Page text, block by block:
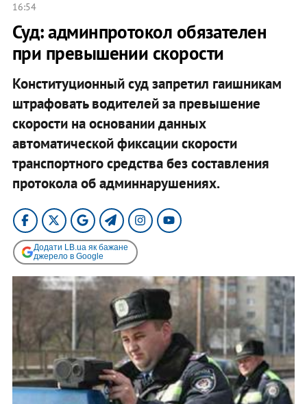
16:54
Суд: админпротокол обязателен
при превышении скорости
Конституционный суд запретил гаишникам
штрафовать водителей за превышение
скорости на основании данных
автоматической фиксации скорости
транспортного средства без составления
протокола об админнарушениях.
Додати LB.ua як бажане
джерело в Google